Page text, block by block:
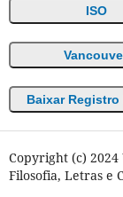
ISO
Baixar Registro
Copyright (c) 2024
Filosofia, Letras e